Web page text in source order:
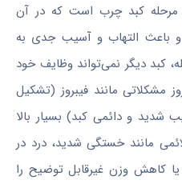
مرحله کبد چرب است که در آن
باعث التهاب و آسیب جدی به
کبد دیگر نمی‌تواند وظایف خود
مشکلاتی مانند فیبروز (تشکیل
شدید و دائمی کبد) بسیار بالا
مانند خستگی شدید، درد در
کاهش وزن غیرقابل توضیح را